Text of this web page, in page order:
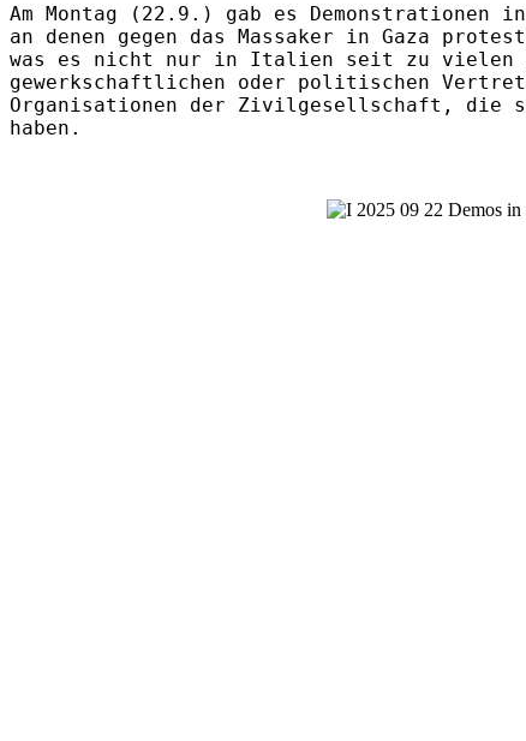
Am Montag (22.9.) gab es
an denen gegen das Massaker in Gaza
was es nicht nur in Italien seit zu vielen
gewerkschaftlichen oder politischen
Organisationen der Zivilgesellschaft, die
haben.